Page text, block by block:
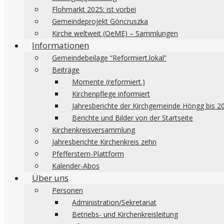
Flohmarkt 2025: ist vorbei
Gemeindeprojekt Göncruszka
Kirche weltweit (OeME) – Sammlungen
Informationen
Gemeindebeilage “Reformiert.lokal”
Beiträge
Momente (reformiert.)
Kirchenpflege informiert
Jahresberichte der Kirchgemeinde Höngg bis
Berichte und Bilder von der Startseite
Kirchenkreisversammlung
Jahresberichte Kirchenkreis zehn
Pfefferstern-Plattform
Kalender-Abos
Über uns
Personen
Administration/Sekretariat
Betriebs- und Kirchenkreisleitung